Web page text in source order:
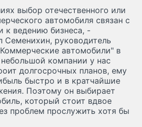
выбор отечественного или
автомобиля связан с
к ведению бизнеса, -
Семенихин, руководитель
автомобили" в
компании у нас
долгосрочных планов, ему
быстро и в кратчайшие
Поэтому он выбирает
который стоит вдвое
проблем прослужить хотя бы